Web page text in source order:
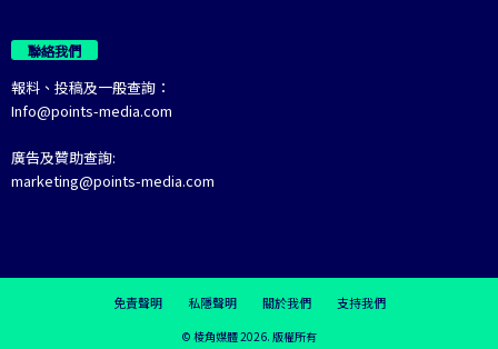
聯絡我們
報料、投稿及一般查詢：
Info@points-media.com
廣告及贊助查詢:
marketing@points-media.com
免責聲明 私隱聲明 關於我們 支持我們
© 棱角媒體 2026. 版權所有